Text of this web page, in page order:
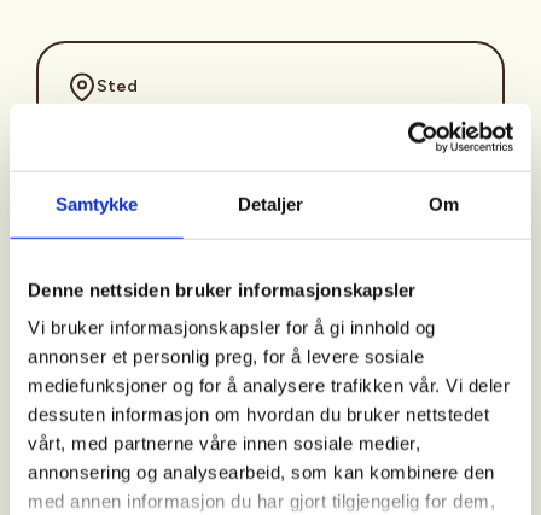
Samtykke Detaljer Om
Denne nettsiden bruker informasjonskapsler
Vi bruker informasjonskapsler for å gi innhold og
annonser et personlig preg, for å levere sosiale
mediefunksjoner og for å analysere trafikken vår. Vi deler
dessuten informasjon om hvordan du bruker nettstedet
vårt, med partnerne våre innen sosiale medier,
annonsering og analysearbeid, som kan kombinere den
med annen informasjon du har gjort tilgjengelig for dem,
Sted
Arrangør
Luster JFL